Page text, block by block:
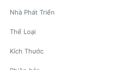
Nhà Phát Triển
Thể Loại
Kích Thước